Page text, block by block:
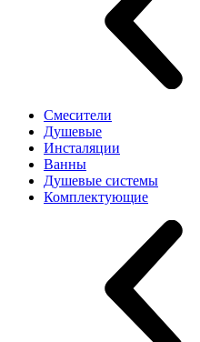
Смесители
Душевые
Инсталяции
Ванны
Душевые системы
Комплектующие